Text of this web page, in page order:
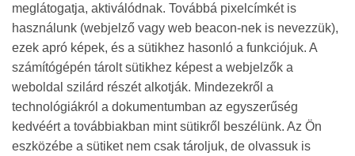
meglátogatja, aktiválódnak. Továbbá pixelcímkét is
használunk (webjelző vagy web beacon-nek is nevezzük),
ezek apró képek, és a sütikhez hasonló a funkciójuk. A
számítógépén tárolt sütikhez képest a webjelzők a
weboldal szilárd részét alkotják. Mindezekről a
technológiákról a dokumentumban az egyszerűség
kedvéért a továbbiakban mint sütikről beszélünk. Az Ön
eszközébe a sütiket nem csak tároljuk, de olvassuk is